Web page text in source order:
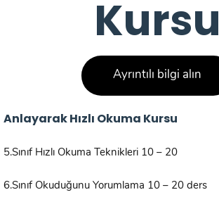
Kursu
Ayrıntılı bilgi alın
Anlayarak Hızlı Okuma Kursu
5.Sınıf Hızlı Okuma Teknikleri 10 – 20
6.Sınıf Okuduğunu Yorumlama 10 – 20 ders